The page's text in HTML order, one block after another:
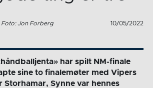
Foto: Jon Forberg 10/05/2022
har spilt NM-finale
sine to finalemøter med Vipers
Storhamar, Synne var hennes